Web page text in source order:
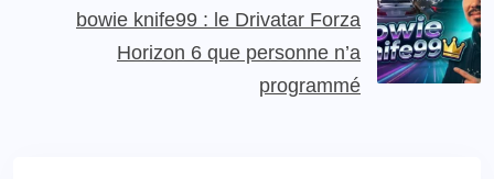
bowie knife99 : le Drivatar Forza
Horizon 6 que personne n’a
programmé